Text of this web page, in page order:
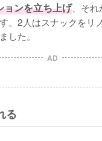
ョンを立ち上げ、それ
。2人はスナックをリ
した。
AD
る